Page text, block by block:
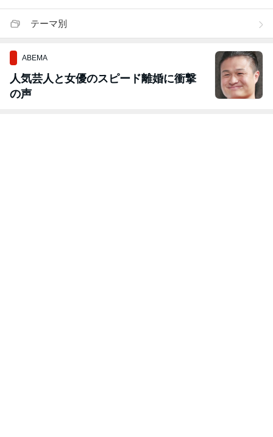
テーマ別
ABEMA
人気芸人と女優のスピード離婚に衝撃
の声